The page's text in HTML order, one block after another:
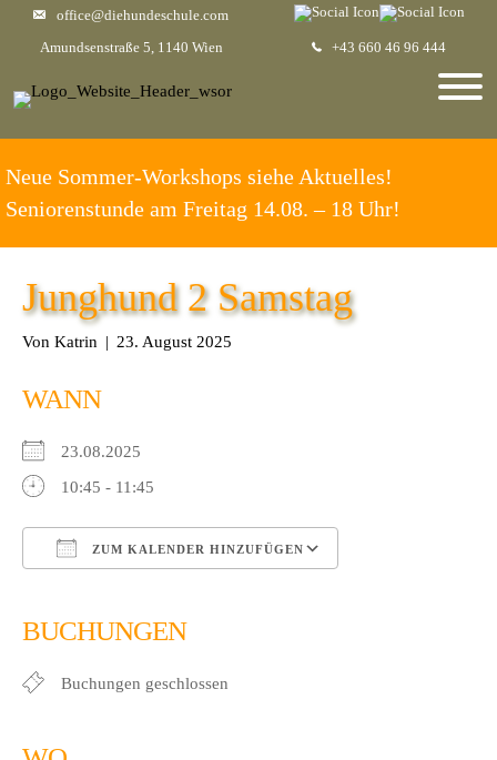
office@diehundeschule.com
+43 660 46 96 444
Amundsenstraße 5, 1140 Wien
Neue Sommer-Workshops siehe Aktuelles!
Seniorenstunde am Freitag 14.08. – 18 Uhr!
Junghund 2 Samstag
Von Katrin | 23. August 2025
WANN
23.08.2025
10:45 - 11:45
ZUM KALENDER HINZUFÜGEN
BUCHUNGEN
Buchungen geschlossen